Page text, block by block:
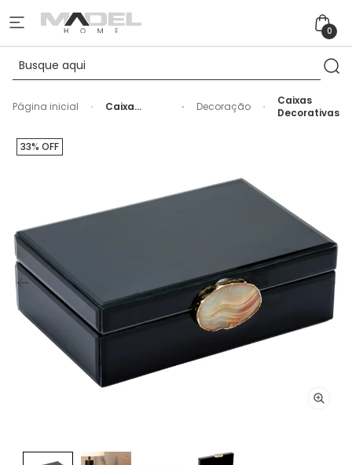
0
Página inicial
Caixa
Decoração
Caixas
Decorativas
33% OFF